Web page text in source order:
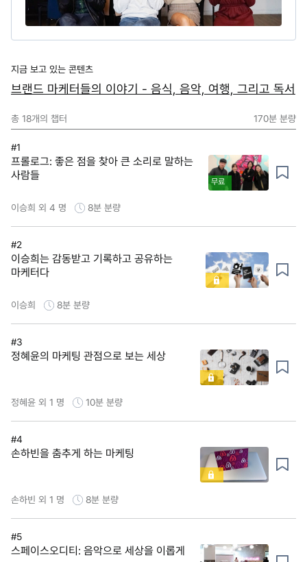
지금 보고 있는 콘텐츠
브랜드 마케터들의 이야기 - 음식, 음악, 여행, 그리고 독서
총 18개의 챕터 170분 분량
#1
프롤로그: 좋은 점을 찾아 큰 소리로 말하는
사람들
무료
이승희 외 4 명 8분 분량
#2
이승희는 감동받고 기록하고 공유하는
마케터다
이승희 8분 분량
#3
정혜윤의 마케팅 관점으로 보는 세상
정혜윤 외 1 명 10분 분량
#4
손하빈을 춤추게 하는 마케팅
손하빈 외 1 명 8분 분량
#5
스페이스오디티: 음악으로 세상을 이롭게